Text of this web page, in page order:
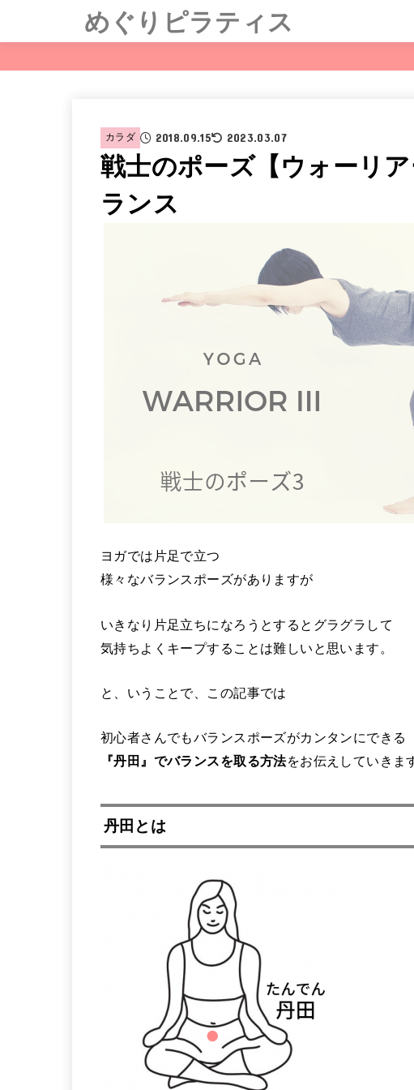
めぐりピラティス
カラダ 2018.09.15 2023.03.07
戦士のポーズ【ウォーリ
ランス
ヨガでは片足で立つ
様々なバランスポーズがありますが
いきなり片足立ちになろうとするとグラグラして
気持ちよくキープすることは難しいと思います。
と、いうことで、この記事では
初心者さんでもバランスポーズがカンタンにできる
『丹田』でバランスを取る方法をお伝えしていきま
丹田とは